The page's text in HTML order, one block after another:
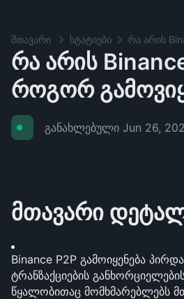
მთავარი სტატიები
რა არის
როგორ
განახლებული Jun 26,
მთავარი
Binance P2P გამოიყენება
ტრანზაქციების
წყალობითაც მომხმარებლებს